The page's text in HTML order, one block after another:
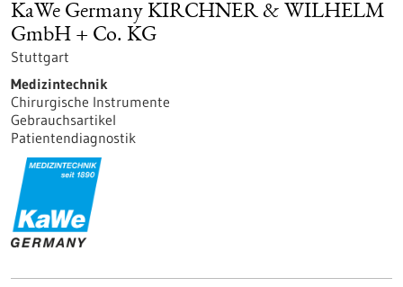
KaWe Germany KIRCHNER & WILHELM
GmbH + Co. KG
Stuttgart
Medizintechnik
Chirurgische Instrumente
Gebrauchsartikel
Patientendiagnostik